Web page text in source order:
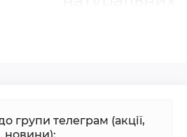
зниження ваги
натуральні екстракти, що
холестерину і підтримує
в крові.
групи телеграм (акції,